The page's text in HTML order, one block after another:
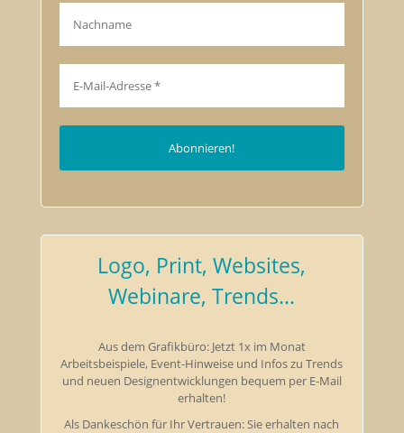
Logo, Print, Websites,
Webinare, Trends…
Aus dem Grafikbüro: Jetzt 1x im Monat
Arbeitsbeispiele, Event-Hinweise und Infos zu Trends
und neuen Designentwicklungen bequem per E-Mail
erhalten!
Als Dankeschön für Ihr Vertrauen: Sie erhalten nach